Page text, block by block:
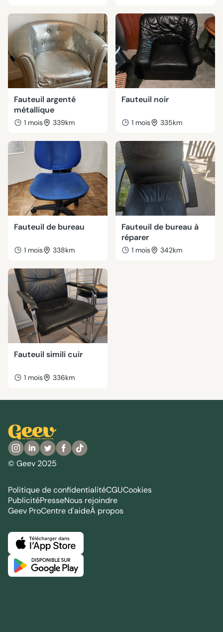
Fauteuil argenté
métallique
1 mois 339km
Fauteuil noir
1 mois 335km
Fauteuil de bureau
1 mois 338km
Fauteuil de bureau à
réparer
1 mois 342km
Fauteuil simili cuir
1 mois 336km
© Geev 2025
Politique de confidentialitéCGUCookies
PublicitéPresseNous rejoindre
Geev ProCentre d'aideÀ propos